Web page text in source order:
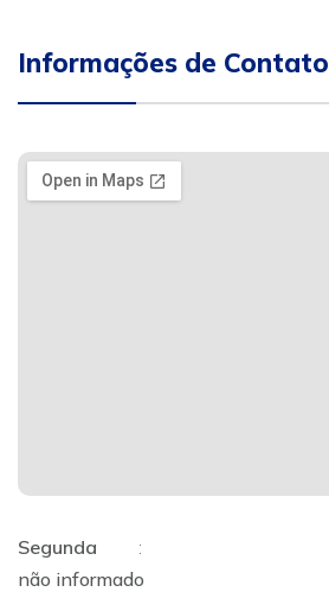
Informações de Contato
Segunda
:
não informado